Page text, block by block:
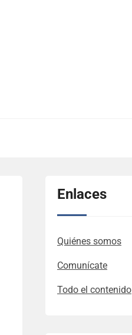
Enlaces
Quiénes somos
Comunícate
Todo el contenido